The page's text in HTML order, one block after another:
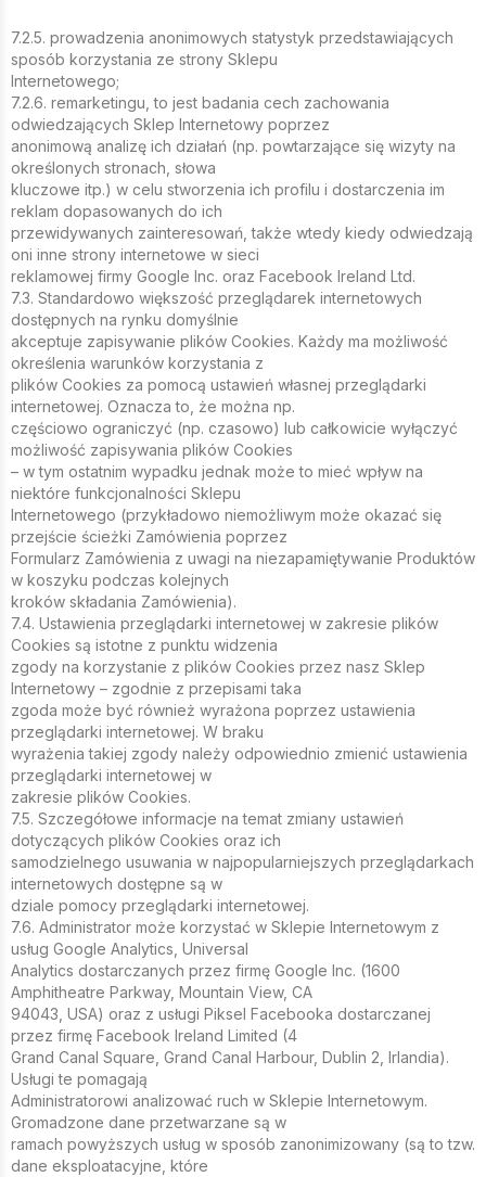
7.2.5. prowadzenia anonimowych statystyk przedstawiających
sposób korzystania ze strony Sklepu
Internetowego;
7.2.6. remarketingu, to jest badania cech zachowania
odwiedzających Sklep Internetowy poprzez
anonimową analizę ich działań (np. powtarzające się wizyty na
określonych stronach, słowa
kluczowe itp.) w celu stworzenia ich profilu i dostarczenia im
reklam dopasowanych do ich
przewidywanych zainteresowań, także wtedy kiedy odwiedzają
oni inne strony internetowe w sieci
reklamowej firmy Google Inc. oraz Facebook Ireland Ltd.
7.3. Standardowo większość przeglądarek internetowych
dostępnych na rynku domyślnie
akceptuje zapisywanie plików Cookies. Każdy ma możliwość
określenia warunków korzystania z
plików Cookies za pomocą ustawień własnej przeglądarki
internetowej. Oznacza to, że można np.
częściowo ograniczyć (np. czasowo) lub całkowicie wyłączyć
możliwość zapisywania plików Cookies
– w tym ostatnim wypadku jednak może to mieć wpływ na
niektóre funkcjonalności Sklepu
Internetowego (przykładowo niemożliwym może okazać się
przejście ścieżki Zamówienia poprzez
Formularz Zamówienia z uwagi na niezapamiętywanie Produktów
w koszyku podczas kolejnych
kroków składania Zamówienia).
7.4. Ustawienia przeglądarki internetowej w zakresie plików
Cookies są istotne z punktu widzenia
zgody na korzystanie z plików Cookies przez nasz Sklep
Internetowy – zgodnie z przepisami taka
zgoda może być również wyrażona poprzez ustawienia
przeglądarki internetowej. W braku
wyrażenia takiej zgody należy odpowiednio zmienić ustawienia
przeglądarki internetowej w
zakresie plików Cookies.
7.5. Szczegółowe informacje na temat zmiany ustawień
dotyczących plików Cookies oraz ich
samodzielnego usuwania w najpopularniejszych przeglądarkach
internetowych dostępne są w
dziale pomocy przeglądarki internetowej.
7.6. Administrator może korzystać w Sklepie Internetowym z
usług Google Analytics, Universal
Analytics dostarczanych przez firmę Google Inc. (1600
Amphitheatre Parkway, Mountain View, CA
94043, USA) oraz z usługi Piksel Facebooka dostarczanej
przez firmę Facebook Ireland Limited (4
Grand Canal Square, Grand Canal Harbour, Dublin 2, Irlandia).
Usługi te pomagają
Administratorowi analizować ruch w Sklepie Internetowym.
Gromadzone dane przetwarzane są w
ramach powyższych usług w sposób zanonimizowany (są to tzw.
dane eksploatacyjne, które